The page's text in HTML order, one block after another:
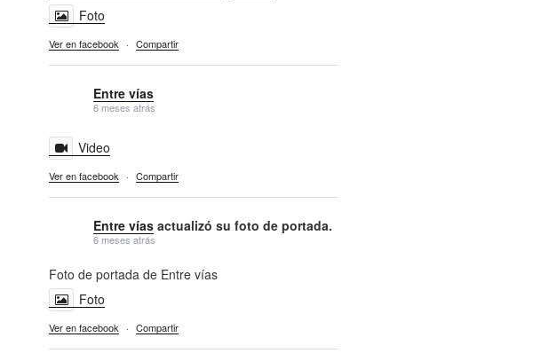
Foto
Ver en facebook · Compartir
Entre vías
6 meses atrás
Video
Ver en facebook · Compartir
Entre vías actualizó su foto de portada.
6 meses atrás
Foto de portada de Entre vías
Foto
Ver en facebook · Compartir